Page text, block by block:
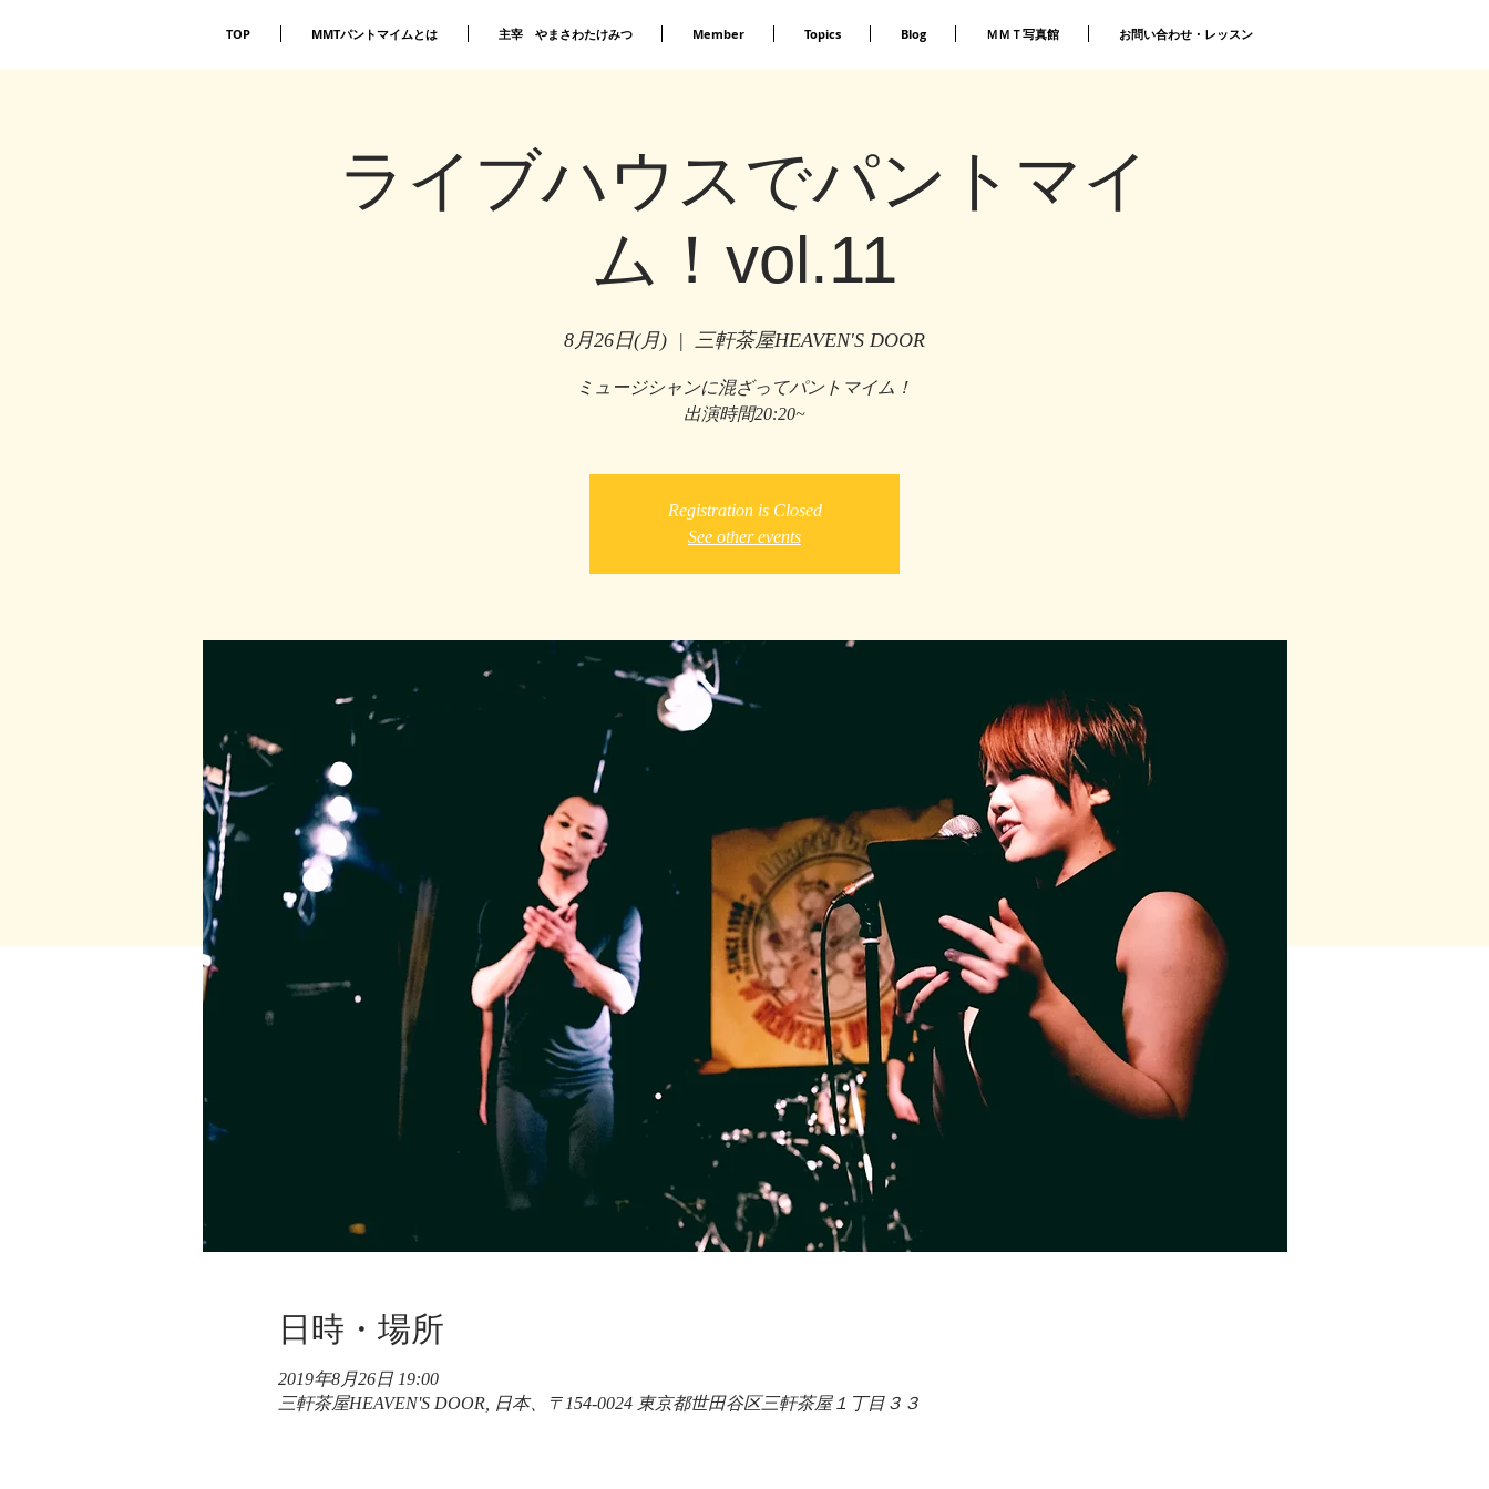
TOP MMTパントマイムとは 主宰 やまさわたけみつ Member Topics Blog ＭＭＴ写真館 お問い合わせ・レッスン
ライブハウスでパントマイ
ム！vol.11
8月26日(月)
  |
三軒茶屋HEAVEN'S DOOR
ミュージシャンに混ざってパントマイム！
出演時間20:20~
Registration is Closed
See other events
日時・場所
2019年8月26日 19:00
三軒茶屋HEAVEN'S DOOR, 日本、〒154-0024 東京都世田谷区三軒茶屋１丁目３３